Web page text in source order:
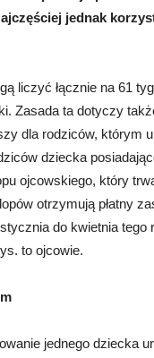
jednak
liczyć łącznie na 61
Zasada ta dotyczy
dla rodziców, którym
dziecka
ojcowskiego, który
otrzymują płatny
do kwietnia tego
to ojcowie.
jednego dziecka